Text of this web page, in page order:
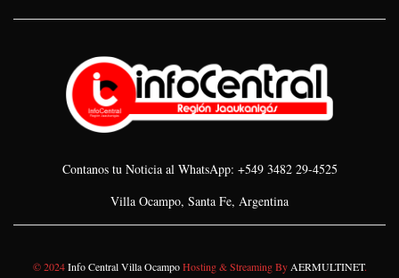
Contanos tu Noticia al WhatsApp: +549 3482 29-4525
Villa Ocampo, Santa Fe, Argentina
© 2024Info Central Villa OcampoHosting & Streaming ByAERMULTINET.